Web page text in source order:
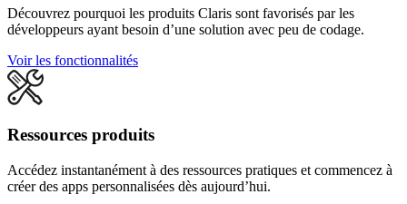
Découvrez pourquoi les produits Claris sont favorisés par les
développeurs ayant besoin d’une solution avec peu de codage.
Voir les fonctionnalités
Ressources produits
Accédez instantanément à des ressources pratiques et commencez à
créer des apps personnalisées dès aujourd’hui.